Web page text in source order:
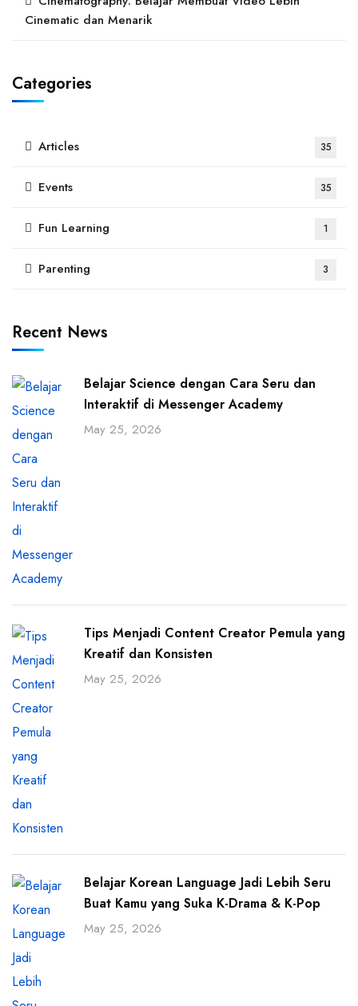
Cinematic dan Menarik
Categories
Articles 35
Events 35
Fun Learning 1
Parenting 3
Recent News
Belajar Science dengan Cara Seru dan
Interaktif di Messenger Academy
May 25, 2026
Tips Menjadi Content Creator Pemula yang
Kreatif dan Konsisten
May 25, 2026
Belajar Korean Language Jadi Lebih Seru
Buat Kamu yang Suka K-Drama & K-Pop
May 25, 2026